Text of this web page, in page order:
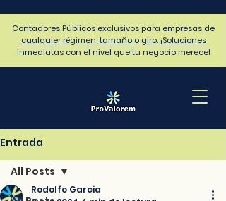
Contadores Públicos exclusivos para empresas de
cualquier régimen, tamaño o giro. ¡Soluciones
inmediatas con el nivel que tu negocio merece!
Entrada
All Posts
Rodolfo Garcia